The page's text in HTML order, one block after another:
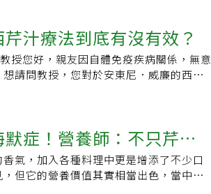
愈吃愈瘦 。膳食纖維吃不夠恐害代謝、
曝 第一名不是地瓜
椒圈。3. 鍋內放1大匙油，油熱後倒入
芹，時間約2分鐘，再放入煮熟的腐竹，
油混合。5. 由於食材屬淡色，建議取黑
竹交錯疊成數排即可。說明：若腐竹是
材：百頁豆腐3條、香菜1株、蒜末適量
洞，使之入味。4. 蓋上鍋蓋，燜2小時
，加入蒜末、香油、香菜拌勻。說明：
2的醬汁要蓋過豆腐。如果開大火，百
得格外小心。3. 剩餘的醬汁可重複使用3
現綠色現象，通常為裡頭的蒜苗即將發
導致蒜瓣萎縮乾癟，不用擔心還是可以
不好吃了。保存：青蔥青蔥一年四季都
調味。根據臉書粉絲專頁《鮮享農YA -
法：適合製作餡餅、蔥油餅。大蔥（又
用法：適合切絲製作火鍋湯頭、燒烤品
的外形很多樣，從圓錐、長條、羊角等
綠色等。要分辨辣味程度，可從辣椒的
肉愈薄，辣味愈重。選購：挑外表鮮豔
風險。芹菜中的葉酸與記憶力相關，而
摘除。高鉀則有利心血管與肌肉健康。
、鈣、鎂和錳。● 富含抗氧化劑與其他生
效抗發炎物質，可防止細胞損傷而導致
被證實可優化循環系統和降低血壓。槲
菜是高纖食物，對於腸道系統正常運作
重管理有很大幫助。動物研究顯示，芹
／Health.com
汁療法到底有沒有效？
授您好，親友因自體免疫疾病關係，無意
請問教授，您對於安東尼．威廉的西芹
FB粉絲專頁名叫醫療靈媒 台灣粉絲
食中去做改善，但因為我讀過您寫的文
的商業行為，就知道這其中並不單純。
以及他的西芹汁療法，已經有好幾位讀
就都只簡單回覆。再來，吳小姐所說的
症！營養師：不只芹
氣，加入各種料理中更是增添了不少口
但它的營養價值其實相當出色，當中的